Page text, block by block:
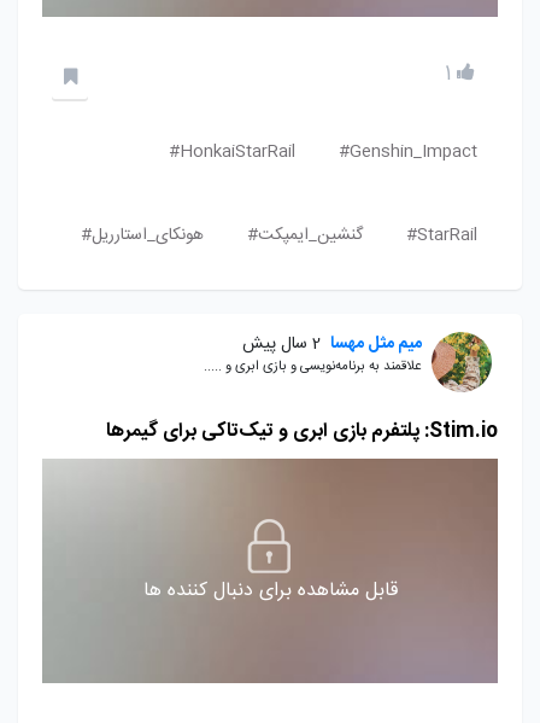
1
Genshin_Impact#
HonkaiStarRail#
StarRail# گنشین_ایمپکت# هونکای_استارریل#
میم مثل مهسا 2 سال پیش
علاقمند به برنامه‌نویسی و بازی ابری و .....
Stim.io: پلتفرم بازی ابری و تیک‌تاکی برای گیمرها
قابل مشاهده برای دنبال کننده ها